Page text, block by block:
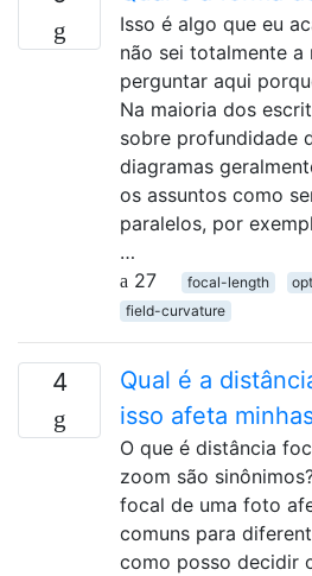
Isso é algo que eu
não sei totalmente a
perguntar aqui
Na maioria dos
sobre profundidade
diagramas
os assuntos como
paralelos, por
…
27
focal-length
field-curvature
4
Qual é a
isso afeta
O que é distância
zoom são
focal de uma foto
comuns para
como posso decidir